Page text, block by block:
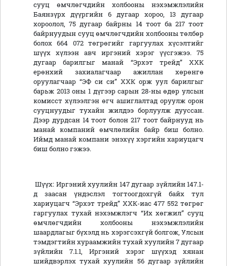
сууц өмчлөгчдийн холбооны нэхэмжлэлийн
Баянзүрх дүүргийн 6 дугаар хороо, 13 дугаар
хороолол, 75 дугаар байрны 14 тоот ба 217 тоот
байрнуудын сууц өмчлөгчдийн холбооны төлбөр
болох 664 072 төгрөгийг гаргуулах хүсэлтийг
шүүх хүлээн авч иргэний хэрэг үүсгэжээ. 75
дугаар барилгыг манай “Эрхэт трейд” ХХК
ерөнхий захиалагчаар ажиллан хөрөнгө
оруулагчаар “ЭФ си си” ХХК орж уул барилгыг
барьж 2013 оны 1 дүгээр сарын 28-ны өдөр улсын
комисст хүлээлгэн өгч ашиглалтад оруулж орон
сууцнуудыг тухайн жилдээ борлуулж дууссан.
Дээр дурдсан 14 тоот болон 217 тоот байрнууд нь
манай компаний өмчлөлийн байр биш болно.
Иймд манай компани энэхүү хэргийн хариуцагч
биш болно гэжээ.
Шүүх: Иргэний хуулийн 147 дугаар зүйлийн 147.1-
д заасан үндэслэл тогтоогдохгүй байх тул
хариуцагч “Эрхэт трейд” ХХК-иас 477 552 төгрөг
гаргуулах тухай нэхэмжлэгч “Их хөгжил” сууц
өмчлөгчдийн холбооны нэхэмжлэлийн
шаардлагыг бүхэлд нь хэрэгсэхгүй болгож, Улсын
тэмдэгтийн хураамжийн тухай хуулийн 7 дугаар
зүйлийн 7.1.1, Иргэний хэрэг шүүхэд хянан
шийдвэрлэх тухай хуулийн 56 дугаар зүйлийн